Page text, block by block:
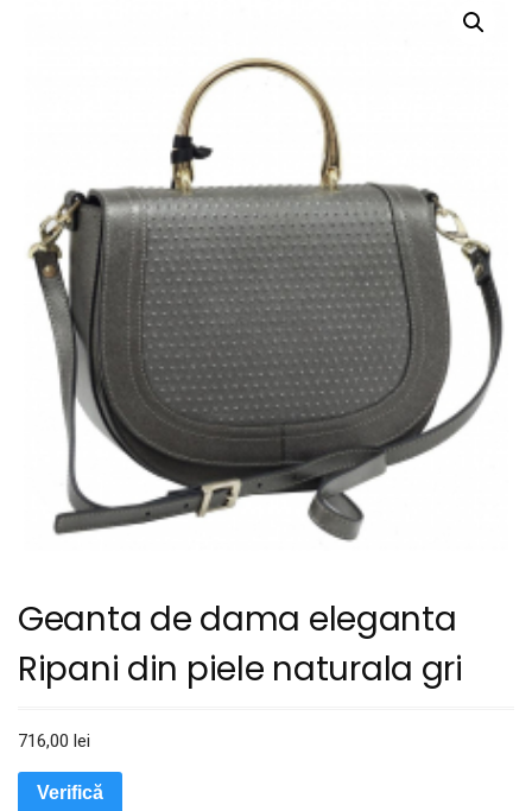
Geanta de dama eleganta
Ripani din piele naturala gri
716,00 lei
Verifică